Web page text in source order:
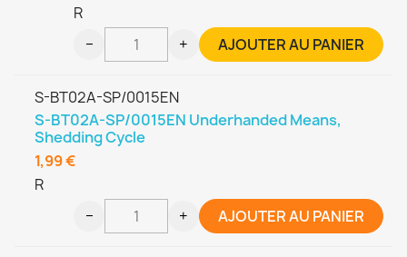
R
− + AJOUTER AU PANIER
S-BT02A-SP/0015EN
S-BT02A-SP/0015EN Underhanded Means,
Shedding Cycle
R
1,99 €
− + AJOUTER AU PANIER